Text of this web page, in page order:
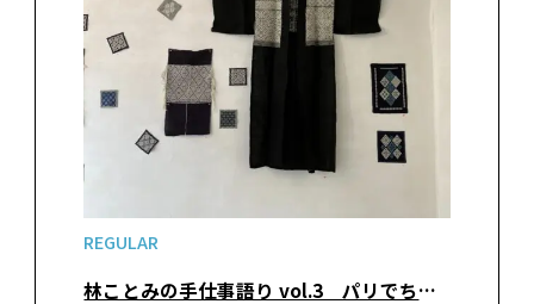
REGULAR
林ことみの手仕事語り vol.3 パリでちいさな刺し子展を開きました